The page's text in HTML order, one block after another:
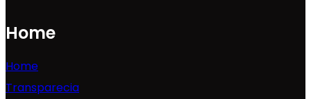
Home
Home
Transparecia